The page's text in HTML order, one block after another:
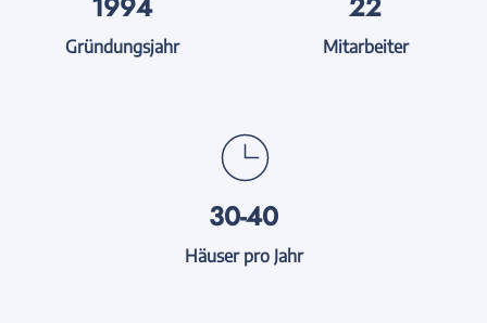
Gründungsjahr Mitarbeiter
30-40
Häuser pro Jahr